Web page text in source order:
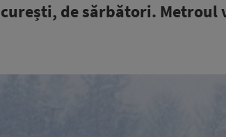
de sărbători. Metroul